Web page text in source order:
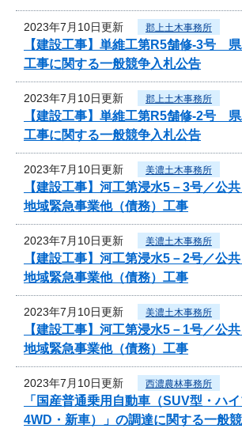
2023年7月10日更新 郡上土木事務所
【建設工事】単維工第R5舗修-3号
工事に関する一般競争入札公告
2023年7月10日更新 郡上土木事務所
【建設工事】単維工第R5舗修-2号
工事に関する一般競争入札公告
2023年7月10日更新 美濃土木事務所
【建設工事】河工第浸水5－3号／公
地域緊急事業他（債務）工事
2023年7月10日更新 美濃土木事務所
【建設工事】河工第浸水5－2号／公
地域緊急事業他（債務）工事
2023年7月10日更新 美濃土木事務所
【建設工事】河工第浸水5－1号／公
地域緊急事業他（債務）工事
2023年7月10日更新 西濃農林事務所
「国産普通乗用自動車（SUV型・ハイ
4WD・新車）」の調達に関する一般